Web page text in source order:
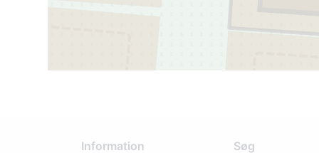
Information Søg